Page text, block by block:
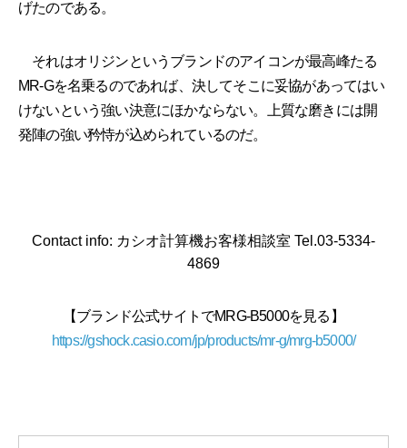
げたのである。
それはオリジンというブランドのアイコンが最高峰たる
MR-Gを名乗るのであれば、決してそこに妥協があってはい
けないという強い決意にほかならない。上質な磨きには開
発陣の強い矜恃が込められているのだ。
Contact info: カシオ計算機お客様相談室 Tel.03-5334-
4869
【ブランド公式サイトでMRG-B5000を見る】
https://gshock.casio.com/jp/products/mr-g/mrg-b5000/